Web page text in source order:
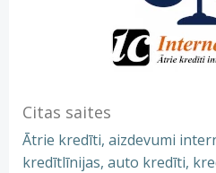
Citas saites
Ātrie kredīti, aizdevumi
kredītlīnijas, auto kredīti,